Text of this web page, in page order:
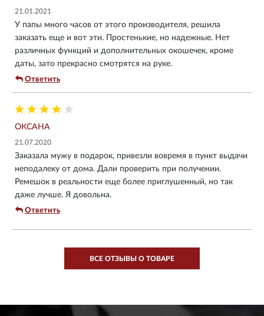
21.01.2021
У папы много часов от этого производителя, решила
заказать еще и вот эти. Простенькие, но надежные. Нет
различных функций и дополнительных окошечек, кроме
даты, зато прекрасно смотрятся на руке.
Ответить
ОКСАНА
21.07.2020
Заказала мужу в подарок, привезли вовремя в пункт выдачи
неподалеку от дома. Дали проверить при получении.
Ремешок в реальности еще более приглушенный, но так
даже лучше. Я довольна.
Ответить
ВСЕ ОТЗЫВЫ О ТОВАРЕ